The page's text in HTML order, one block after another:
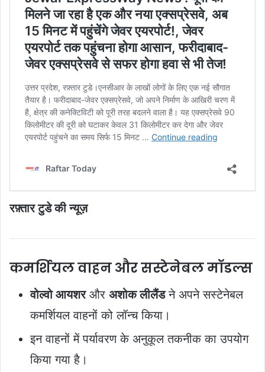
रफ़्तार टुडे की न्यूज़
कमर्शियल वाहन और सस्टेनेबल मॉडल्स
वोल्वो आयशरऔर अशोक लीलैंडने अपने सस्टेनेबल
कमर्शियल वाहनों को लॉन्च किया।
इन वाहनों में पर्यावरण के अनुकूल तकनीक का उपयोग
किया गया है।